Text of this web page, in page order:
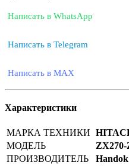
Написать в WhatsApp
Написать в Telegram
Написать в MAX
Характеристики
МАРКА ТЕХНИКИ
МОДЕЛЬ
ZX270-
ПРОИЗВОДИТЕЛЬ